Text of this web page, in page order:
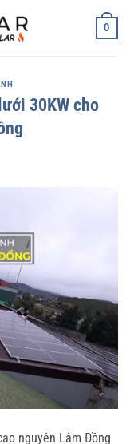
0
30KW cho
nguyên Lâm Đồng